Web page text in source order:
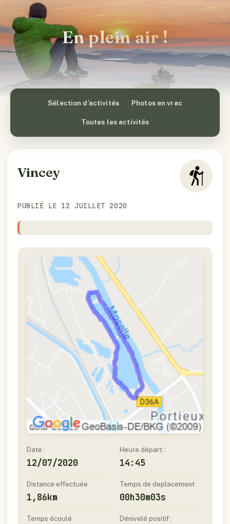
En plein air !
Sélection d’activités Photos en vrac
Toutes les activités
Vincey
PUBLIÉ LE 12 JUILLET 2020
Date :
12/07/2020
Heure départ :
14:45
Distance effectuée
1,86km
Temps de deplacement
00h30m03s
Temps écoulé Dénivelé positif :